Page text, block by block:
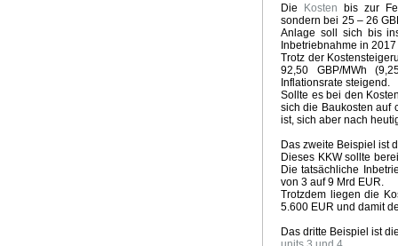
Die Klima - Illusion
Klimakrise, Meinungsfreiheit, ökosozialistischer Mob
Zynismus der Klimapolitik
Klimawahn im Hyperdrive
Schlechte Nachrichten für Greta
Brave new green world
Nur 10 Jahre Zeit
Kohleausstieg und Ökodiktatur
Klimakrise - Krise
Land der Grünen Illusionen
Die
Emissionshandel und Energiewende
Kapitalismus
Meinungsmache und Klimarevisionismus
Fake Science
Die Ökodiktatur
Liebesgrüsse aus
Fake News Hurricane
Wärmere
Die Kosten bis zur
sondern bei 25 – 26
Anlage soll sich bis
Inbetriebnahme in
Trotz der
92,50 GBP/MWh
Inflationsrate steigend.
Sollte es bei den
sich die Baukosten auf
ist, sich aber nach
Das zweite Beispiel ist
Dieses KKW sollte
Die tatsächliche
von 3 auf 9 Mrd EUR.
Trotzdem liegen die
5.600 EUR und damit
Das dritte Beispiel ist